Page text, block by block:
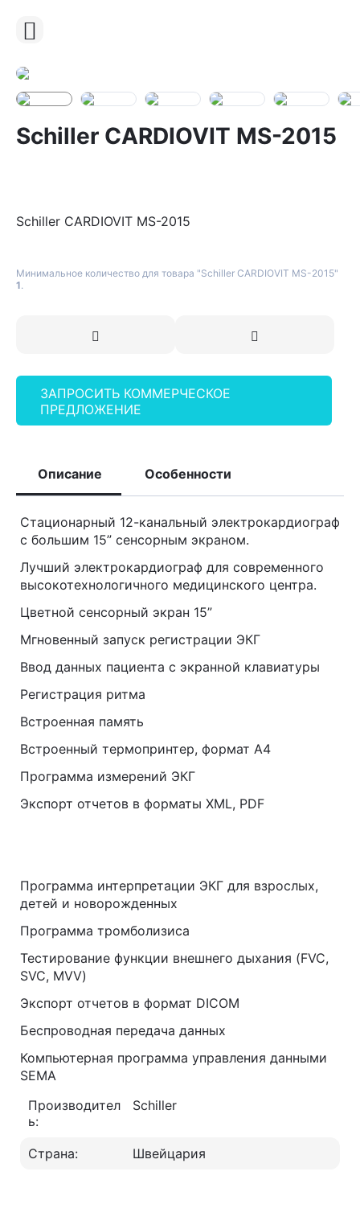
Schiller CARDIOVIT MS-2015
Schiller CARDIOVIT MS-2015
Минимальное количество для товара "Schiller CARDIOVIT MS-2015"
1.
ЗАПРОСИТЬ КОММЕРЧЕСКОЕ
ПРЕДЛОЖЕНИЕ
Описание Особенности
Стационарный 12-канальный электрокардиограф
с большим 15” сенсорным экраном.
Лучший электрокардиограф для современного
высокотехнологичного медицинского центра.
Цветной сенсорный экран 15”
Мгновенный запуск регистрации ЭКГ
Ввод данных пациента с экранной клавиатуры
Регистрация ритма
Встроенная память
Встроенный термопринтер, формат А4
Программа измерений ЭКГ
Экспорт отчетов в форматы XML, PDF
Программа интерпретации ЭКГ для взрослых,
детей и новорожденных
Программа тромболизиса
Тестирование функции внешнего дыхания (FVC,
SVC, MVV)
Экспорт отчетов в формат DICOM
Беспроводная передача данных
Компьютерная программа управления данными
SEMA
Производител
ь:
Schiller
Страна: Швейцария